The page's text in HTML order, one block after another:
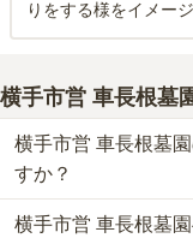
りをする様をイメー
横手市営 車長根墓
横手市営 車長根墓
すか？
横手市営 車長根墓園
横手市営 車長根墓